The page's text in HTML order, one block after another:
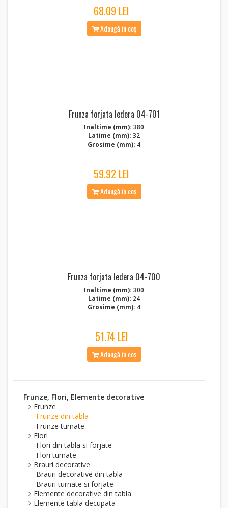
68.09 LEI
Adaugă în coș
Frunza forjata Iedera 04-701
Inaltime (mm): 380
Latime (mm): 32
Grosime (mm): 4
59.92 LEI
Adaugă în coș
Frunza forjata Iedera 04-700
Inaltime (mm): 300
Latime (mm): 24
Grosime (mm): 4
51.74 LEI
Adaugă în coș
Frunze, Flori, Elemente decorative
Frunze
Frunze din tabla
Frunze turnate
Flori
Flori din tabla si forjate
Flori turnate
Brauri decorative
Brauri decorative din tabla
Brauri turnate si forjate
Elemente decorative din tabla
Elemente tabla decupata